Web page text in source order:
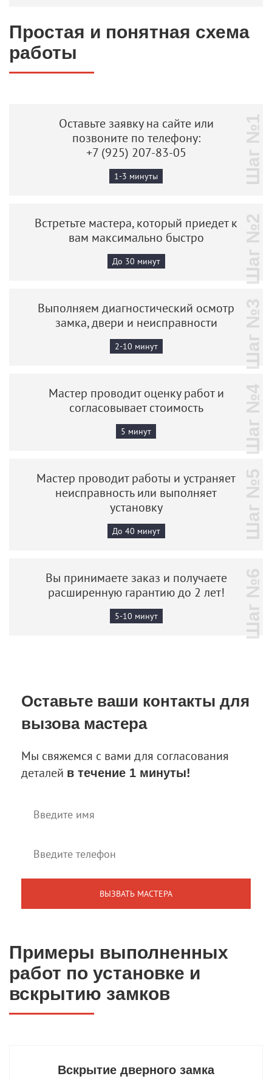
Простая и понятная схема
работы
Оставьте заявку на сайте или
позвоните по телефону:
+7 (925) 207-83-05
1-3 минуты Шаг №1
Встретьте мастера, который приедет к
вам максимально быстро
До 30 минут Шаг №2
Выполняем диагностический осмотр
замка, двери и неисправности
2-10 минут Шаг №3
Мастер проводит оценку работ и
согласовывает стоимость
5 минут Шаг №4
Мастер проводит работы и устраняет
неисправность или выполняет
установку
До 40 минут Шаг №5
Вы принимаете заказ и получаете
расширенную гарантию до 2 лет!
5-10 минут Шаг №6
Оставьте ваши контакты для
вызова мастера
Мы свяжемся с вами для согласования
деталей в течение 1 минуты!
Примеры выполненных
работ по установке и
вскрытию замков
Вскрытие дверного замка